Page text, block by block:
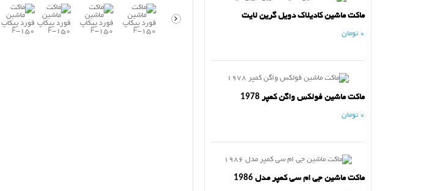
ماکت ماشین کادیلاک دویل گرین لایت
0 تومان
ماکت ماشین فولکس واگن کمپر 1978
0 تومان
ماکت ماشین جی ام سی کمپر مدل 1986